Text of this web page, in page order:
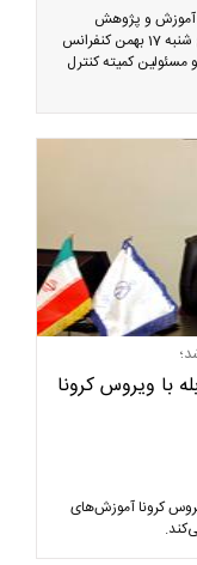
آموزش و پژوهش
سازمان نظام پزشکی جمهوری اسلامی ایران روز پنج شنبه 17 بهمن کنفرانس
مسئولین کمیته کنترل
با ویروس کرونا
کرونا آموزش‌های